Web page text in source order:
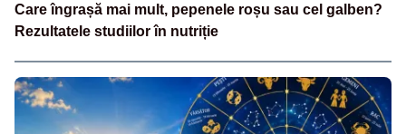
Care îngrașă mai mult, pepenele roșu sau cel galben?
Rezultatele studiilor în nutriție